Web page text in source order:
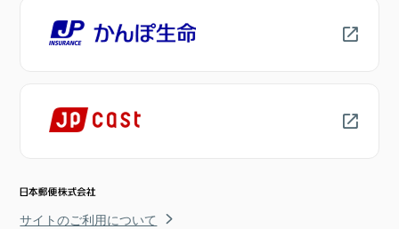
サイトのご利用について